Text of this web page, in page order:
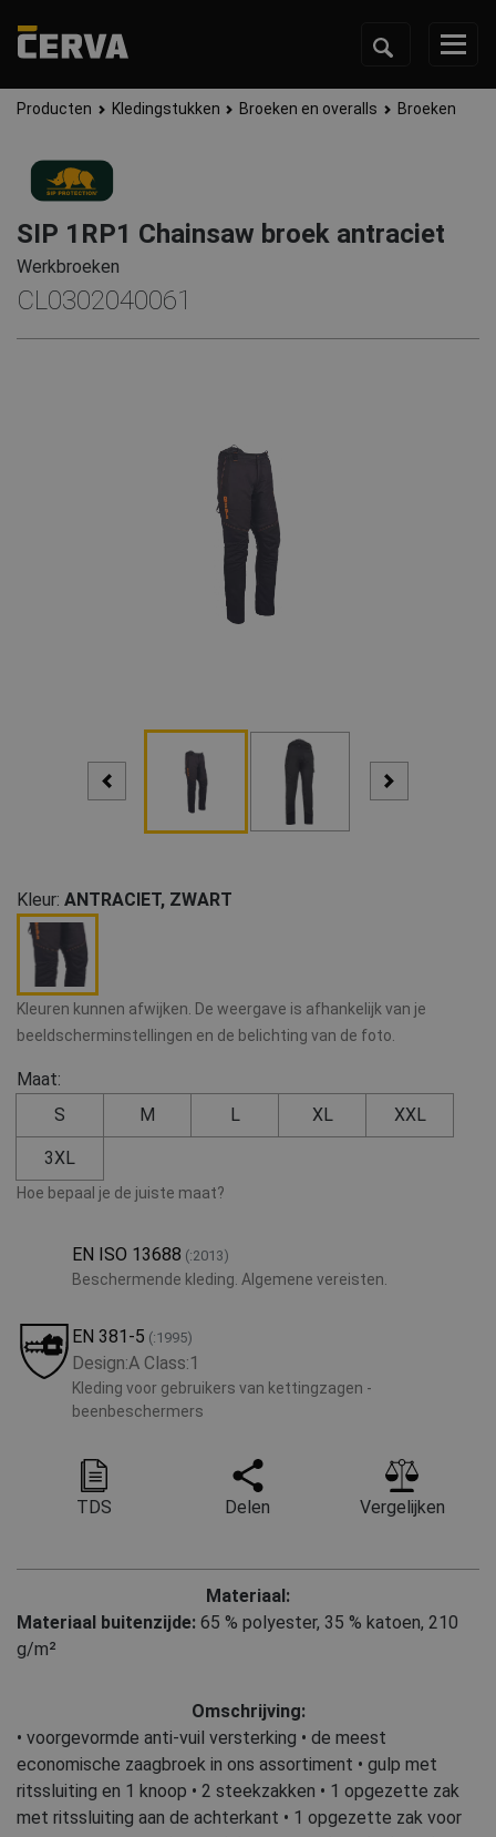
Producten Kledingstukken Broeken en overalls Broeken
SIP 1RP1 Chainsaw broek antraciet
Werkbroeken
CL0302040061
Kleur: ANTRACIET, ZWART
Kleuren kunnen afwijken. De weergave is afhankelijk van je
beeldscherminstellingen en de belichting van de foto.
Maat:
S
M L XL XXL
3XL
Hoe bepaal je de juiste maat?
EN ISO 13688 (:2013)
Beschermende kleding. Algemene vereisten.
EN 381-5 (:1995)
Design:A Class:1
Kleding voor gebruikers van kettingzagen -
beenbeschermers
TDS Delen Vergelijken
Materiaal:
Materiaal buitenzijde: 65 % polyester, 35 % katoen, 210
g/m²
Omschrijving:
• voorgevormde anti-vuil versterking • de meest
economische zaagbroek in ons assortiment • gulp met
ritssluiting en 1 knoop • 2 steekzakken • 1 opgezette zak
met ritssluiting aan de achterkant • 1 opgezette zak voor